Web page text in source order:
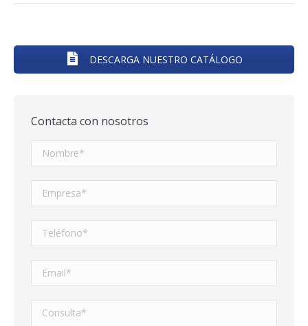
DESCARGA NUESTRO CATÁLOGO
Contacta con nosotros